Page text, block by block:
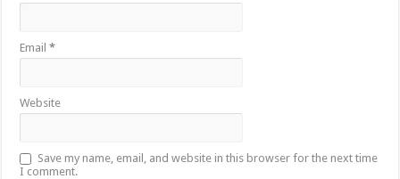
Email*
Website
Save my name, email, and website in this browser for the next time
I comment.